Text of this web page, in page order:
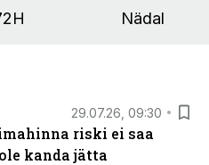
Nädal
29.07.26, 09:30
riski ei saa
kanda jätta